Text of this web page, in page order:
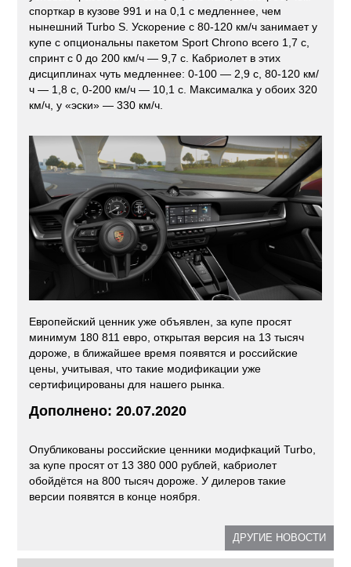
спорткар в кузове 991 и на 0,1 с медленнее, чем
нынешний Turbo S. Ускорение с 80-120 км/ч занимает у
купе с опциональны пакетом Sport Chrono всего 1,7 с,
спринт с 0 до 200 км/ч — 9,7 с. Кабриолет в этих
дисциплинах чуть медленнее: 0-100 — 2,9 с, 80-120 км/
ч — 1,8 с, 0-200 км/ч — 10,1 с. Максималка у обоих 320
км/ч, у «эски» — 330 км/ч.
Европейский ценник уже объявлен, за купе просят
минимум 180 811 евро, открытая версия на 13 тысяч
дороже, в ближайшее время появятся и российские
цены, учитывая, что такие модификации уже
сертифицированы для нашего рынка.
Дополнено: 20.07.2020
Опубликованы российские ценники модифкаций Turbo,
за купе просят от 13 380 000 рублей, кабриолет
обойдётся на 800 тысяч дороже. У дилеров такие
версии появятся в конце ноября.
ДРУГИЕ НОВОСТИ